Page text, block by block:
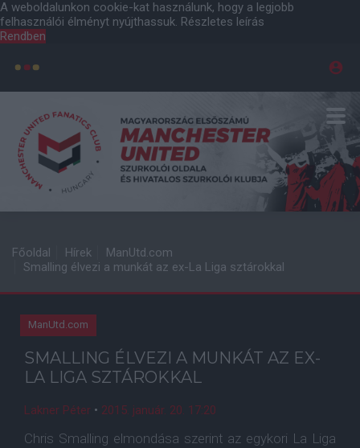
A weboldalunkon cookie-kat használunk, hogy a legjobb
felhasználói élményt nyújthassuk. Részletes leírás
Rendben
Főoldal Hírek
ManUtd.com
Smalling élvezi a munkát az ex-La Liga sztárokkal
ManUtd.com
SMALLING ÉLVEZI A MUNKÁT AZ EX-
LA LIGA SZTÁROKKAL
Lakner Péter • 2015. január. 20. 17:20
Chris Smalling elmondása szerint az egykori La Liga